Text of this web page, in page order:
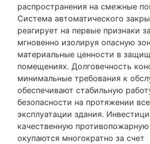
распространения на смежные
Система автоматического
реагирует на первые признаки
мгновенно изолируя опасную
материальные ценности в
помещениях. Долговечность
минимальные требования к
обеспечивают стабильную
безопасности на протяжении
эксплуатации здания.
качественную
окупаются многократно за счет